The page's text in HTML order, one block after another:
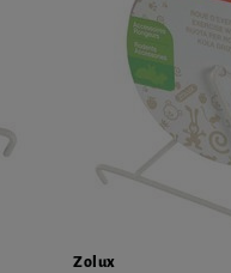
Zolux